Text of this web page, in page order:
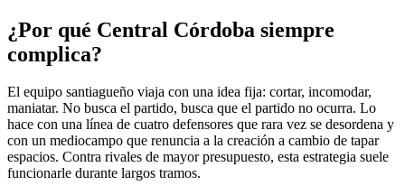
¿Por qué Central Córdoba siempre
complica?
El equipo santiagueño viaja con una idea fija: cortar, incomodar,
maniatar. No busca el partido, busca que el partido no ocurra. Lo
hace con una línea de cuatro defensores que rara vez se desordena y
con un mediocampo que renuncia a la creación a cambio de tapar
espacios. Contra rivales de mayor presupuesto, esta estrategia suele
funcionarle durante largos tramos.